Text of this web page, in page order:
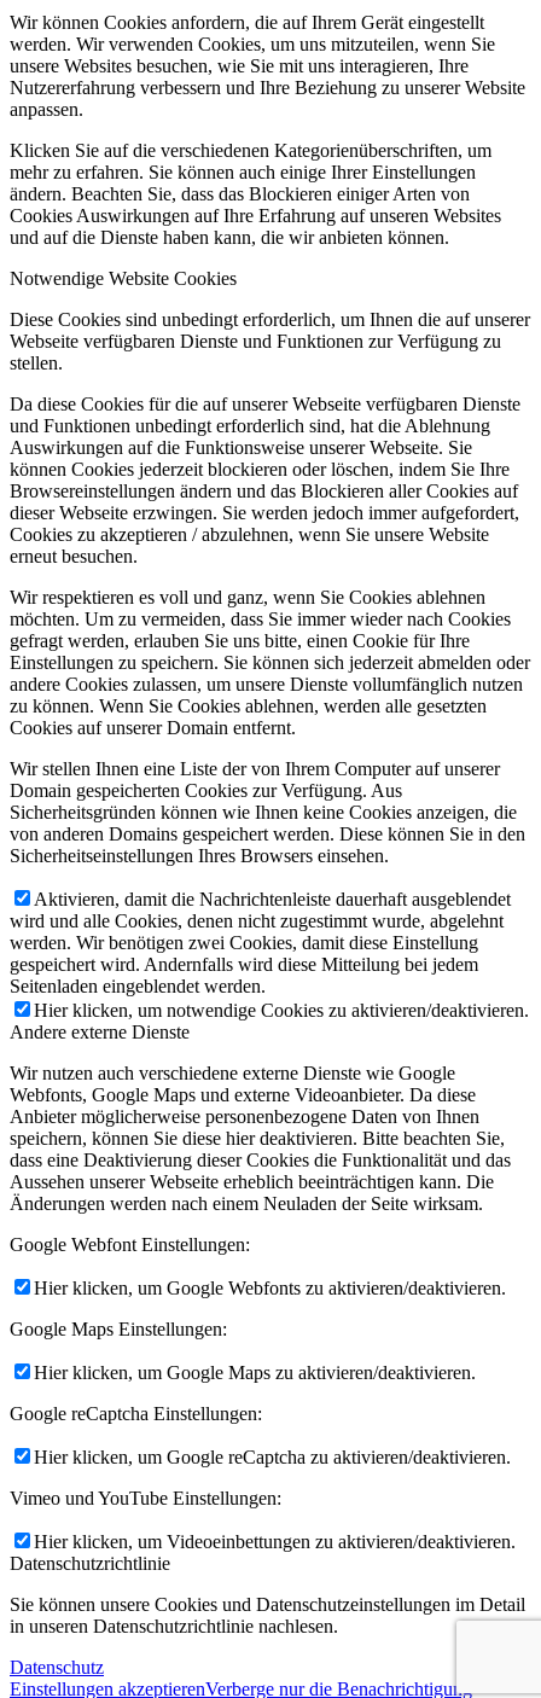
Wir können Cookies anfordern, die auf Ihrem Gerät eingestellt
werden. Wir verwenden Cookies, um uns mitzuteilen, wenn Sie
unsere Websites besuchen, wie Sie mit uns interagieren, Ihre
Nutzererfahrung verbessern und Ihre Beziehung zu unserer Website
anpassen.
Klicken Sie auf die verschiedenen Kategorienüberschriften, um
mehr zu erfahren. Sie können auch einige Ihrer Einstellungen
ändern. Beachten Sie, dass das Blockieren einiger Arten von
Cookies Auswirkungen auf Ihre Erfahrung auf unseren Websites
und auf die Dienste haben kann, die wir anbieten können.
Notwendige Website Cookies
Diese Cookies sind unbedingt erforderlich, um Ihnen die auf unserer
Webseite verfügbaren Dienste und Funktionen zur Verfügung zu
stellen.
Da diese Cookies für die auf unserer Webseite verfügbaren Dienste
und Funktionen unbedingt erforderlich sind, hat die Ablehnung
Auswirkungen auf die Funktionsweise unserer Webseite. Sie
können Cookies jederzeit blockieren oder löschen, indem Sie Ihre
Browsereinstellungen ändern und das Blockieren aller Cookies auf
dieser Webseite erzwingen. Sie werden jedoch immer aufgefordert,
Cookies zu akzeptieren / abzulehnen, wenn Sie unsere Website
erneut besuchen.
Wir respektieren es voll und ganz, wenn Sie Cookies ablehnen
möchten. Um zu vermeiden, dass Sie immer wieder nach Cookies
gefragt werden, erlauben Sie uns bitte, einen Cookie für Ihre
Einstellungen zu speichern. Sie können sich jederzeit abmelden oder
andere Cookies zulassen, um unsere Dienste vollumfänglich nutzen
zu können. Wenn Sie Cookies ablehnen, werden alle gesetzten
Cookies auf unserer Domain entfernt.
Wir stellen Ihnen eine Liste der von Ihrem Computer auf unserer
Domain gespeicherten Cookies zur Verfügung. Aus
Sicherheitsgründen können wie Ihnen keine Cookies anzeigen, die
von anderen Domains gespeichert werden. Diese können Sie in den
Sicherheitseinstellungen Ihres Browsers einsehen.
Aktivieren, damit die Nachrichtenleiste dauerhaft ausgeblendet
wird und alle Cookies, denen nicht zugestimmt wurde, abgelehnt
werden. Wir benötigen zwei Cookies, damit diese Einstellung
gespeichert wird. Andernfalls wird diese Mitteilung bei jedem
Seitenladen eingeblendet werden.
Hier klicken, um notwendige Cookies zu aktivieren/deaktivieren.
Andere externe Dienste
Wir nutzen auch verschiedene externe Dienste wie Google
Webfonts, Google Maps und externe Videoanbieter. Da diese
Anbieter möglicherweise personenbezogene Daten von Ihnen
speichern, können Sie diese hier deaktivieren. Bitte beachten Sie,
dass eine Deaktivierung dieser Cookies die Funktionalität und das
Aussehen unserer Webseite erheblich beeinträchtigen kann. Die
Änderungen werden nach einem Neuladen der Seite wirksam.
Google Webfont Einstellungen:
Hier klicken, um Google Webfonts zu aktivieren/deaktivieren.
Google Maps Einstellungen:
Hier klicken, um Google Maps zu aktivieren/deaktivieren.
Google reCaptcha Einstellungen:
Hier klicken, um Google reCaptcha zu aktivieren/deaktivieren.
Vimeo und YouTube Einstellungen:
Hier klicken, um Videoeinbettungen zu aktivieren/deaktivieren.
Datenschutzrichtlinie
Sie können unsere Cookies und Datenschutzeinstellungen im Detail
in unseren Datenschutzrichtlinie nachlesen.
Datenschutz
Einstellungen akzeptierenVerberge nur die Benachrichtigung